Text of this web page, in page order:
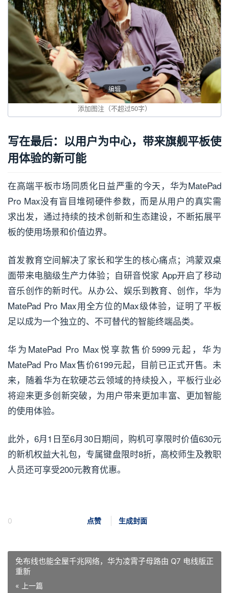
编辑
写在最后：以用户为中心，带来旗舰平板使
用体验的新可能
在高端平板市场同质化日益严重的今天，华为MatePad
Pro Max没有盲目堆砌硬件参数，而是从用户的真实需
求出发，通过持续的技术创新和生态建设，不断拓展平
板的使用场景和价值边界。
首发教育空间解决了家长和学生的核心痛点；鸿蒙双桌
面带来电脑级生产力体验；自研音悦家 App开启了移动
音乐创作的新时代。从办公、娱乐到教育、创作，华为
MatePad Pro Max用全方位的Max级体验，证明了平板
足以成为一个独立的、不可替代的智能终端品类。
华为MatePad Pro Max悦享款售价5999元起，华为
MatePad Pro Max售价6199元起，目前已正式开售。未
来，随着华为在软硬芯云领域的持续投入，平板行业必
将迎来更多创新突破，为用户带来更加丰富、更加智能
的使用体验。
此外，6月1日至6月30日期间，购机可享限时价值630元
的新机权益大礼包，专属键盘限时8折，高校师生及教职
人员还可享受200元教育优惠。
点赞 生成封面
0
免布线也能全屋千兆网络，华为凌霄子母路由 Q7 电线版正
重新
« 上一篇